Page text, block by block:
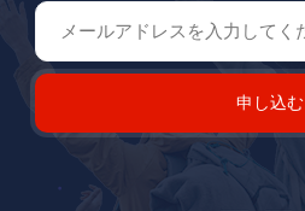
申し込む